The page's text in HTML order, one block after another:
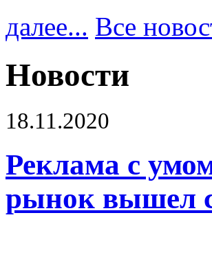
далее... Все
Новости
18.11.2020
Реклама с
рынок вышел